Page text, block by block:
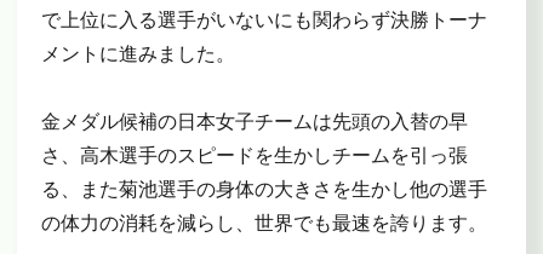
で上位に入る選手がいないにも関わらず決勝トーナ
メントに進みました。
金メダル候補の日本女子チームは先頭の入替の早
さ、高木選手のスピードを生かしチームを引っ張
る、また菊池選手の身体の大きさを生かし他の選手
の体力の消耗を減らし、世界でも最速を誇ります。